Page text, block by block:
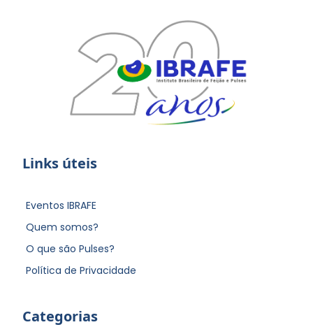
Links úteis
Eventos IBRAFE
Quem somos?
O que são Pulses?
Política de Privacidade
Categorias